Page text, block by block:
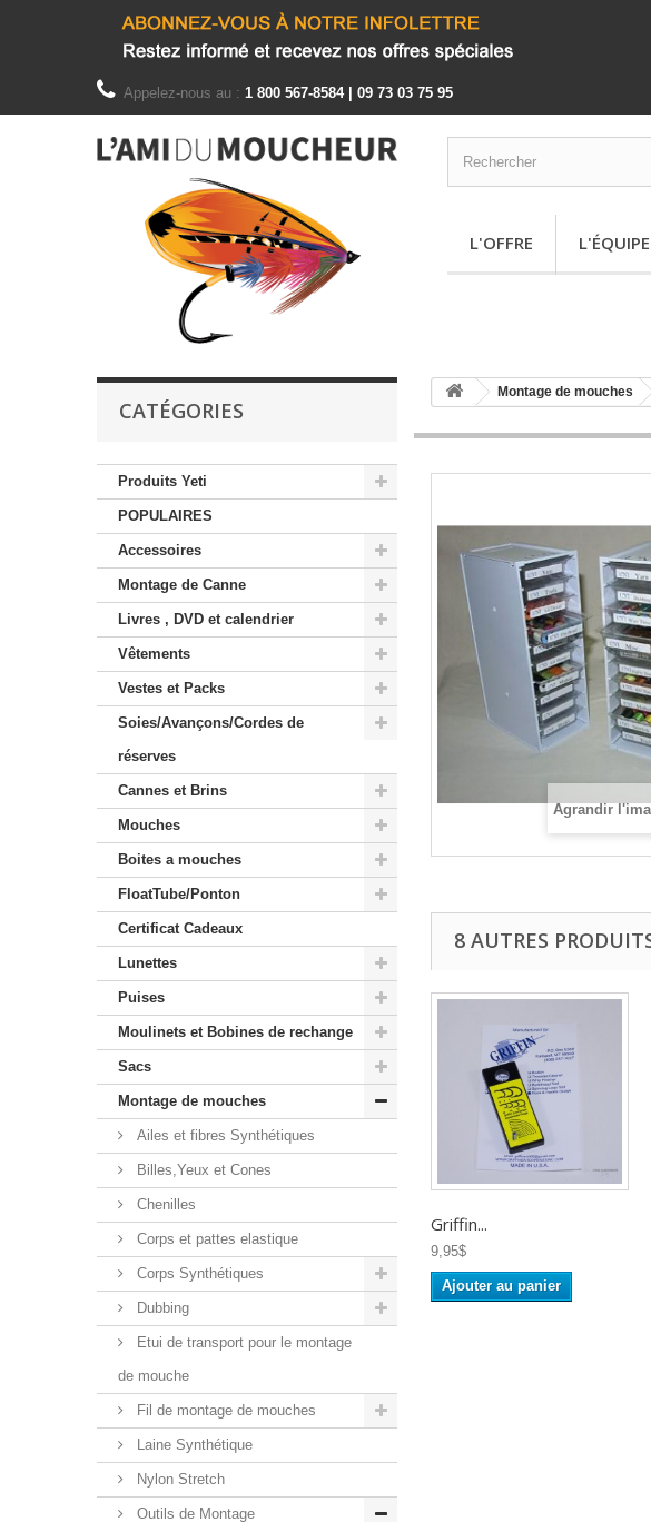
Appelez-nous au : 1 800 567-8584 | 09 73 03 75 95
L'OFFRE L'ÉQUIPE
CATÉGORIES
Produits Yeti
POPULAIRES
Accessoires
Montage de Canne
Livres , DVD et calendrier
Vêtements
Vestes et Packs
Soies/Avançons/Cordes de
réserves
Cannes et Brins
Mouches
Boites a mouches
FloatTube/Ponton
Certificat Cadeaux
Lunettes
Puises
Moulinets et Bobines de rechange
Sacs
Montage de mouches
Ailes et fibres Synthétiques
Billes,Yeux et Cones
Chenilles
Corps et pattes elastique
Corps Synthétiques
Dubbing
Etui de transport pour le montage
de mouche
Fil de montage de mouches
Laine Synthétique
Nylon Stretch
Outils de Montage
Montage de mouches
Agrandir
8 AUTRES
Griffin...
9,95$
Ajouter au panier